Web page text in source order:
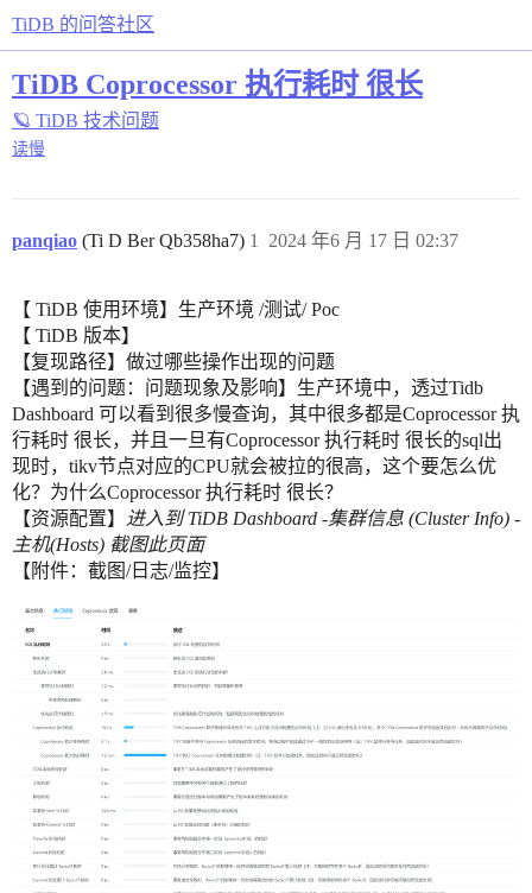
TiDB 的问答社区
TiDB Coprocessor 执行耗时 很长
🪐 TiDB 技术问题
读慢
panqiao (Ti D Ber Qb358ha7) 2024 年6 月 17 日 02:37
1
【 TiDB 使用环境】生产环境 /测试/ Poc
【 TiDB 版本】
【复现路径】做过哪些操作出现的问题
【遇到的问题：问题现象及影响】生产环境中，透过Tidb
Dashboard 可以看到很多慢查询，其中很多都是Coprocessor 执
行耗时 很长，并且一旦有Coprocessor 执行耗时 很长的sql出
现时，tikv节点对应的CPU就会被拉的很高，这个要怎么优
化？为什么Coprocessor 执行耗时 很长？
【资源配置】
进入到 TiDB Dashboard -集群信息 (Cluster Info) -
主机(Hosts) 截图此页面
【附件：截图/日志/监控】